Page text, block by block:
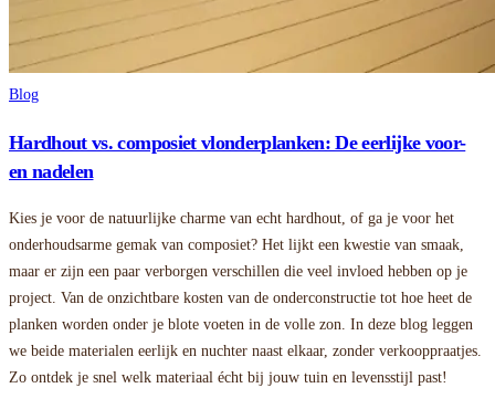
Blog
Hardhout vs. composiet vlonderplanken: De eerlijke voor-
en nadelen
Kies je voor de natuurlijke charme van echt hardhout, of ga je voor het
onderhoudsarme gemak van composiet? Het lijkt een kwestie van smaak,
maar er zijn een paar verborgen verschillen die veel invloed hebben op je
project. Van de onzichtbare kosten van de onderconstructie tot hoe heet de
planken worden onder je blote voeten in de volle zon. In deze blog leggen
we beide materialen eerlijk en nuchter naast elkaar, zonder verkooppraatjes.
Zo ontdek je snel welk materiaal écht bij jouw tuin en levensstijl past!